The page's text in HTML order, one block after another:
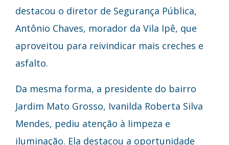
destacou o diretor de Segurança Pública,
Antônio Chaves, morador da Vila Ipê, que
aproveitou para reivindicar mais creches e
asfalto.
Da mesma forma, a presidente do bairro
Jardim Mato Grosso, Ivanilda Roberta Silva
Mendes, pediu atenção à limpeza e
iluminação. Ela destacou a oportunidade